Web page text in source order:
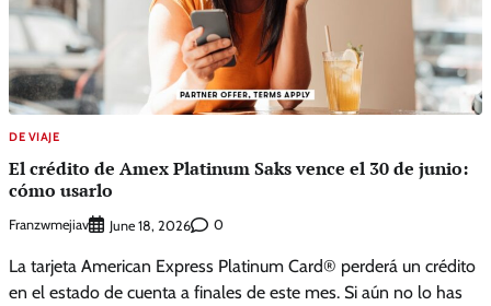
DE VIAJE
El crédito de Amex Platinum Saks vence el 30 de junio:
cómo usarlo
Franzwmejiav June 18, 2026 0
La tarjeta American Express Platinum Card® perderá un crédito
en el estado de cuenta a finales de este mes. Si aún no lo has